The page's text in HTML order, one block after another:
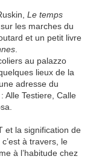
Le temps
les marches du
et un petit livre
au palazzo
lieux de la
adresse du
Alle Testiere, Calle
et la signification de
à travers, le
à l’habitude chez